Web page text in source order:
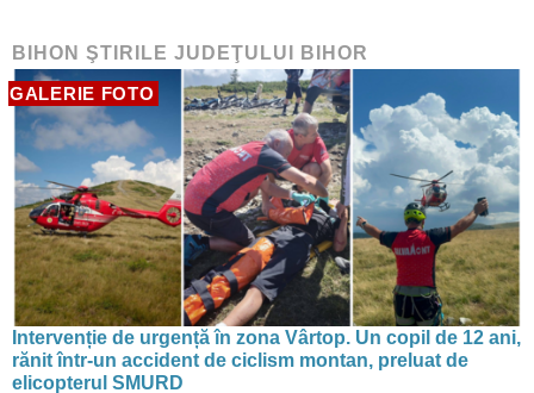
BIHON ŞTIRILE JUDEŢULUI BIHOR
GALERIE FOTO
Intervenție de urgență în zona Vârtop. Un copil de 12 ani,
rănit într-un accident de ciclism montan, preluat de
elicopterul SMURD